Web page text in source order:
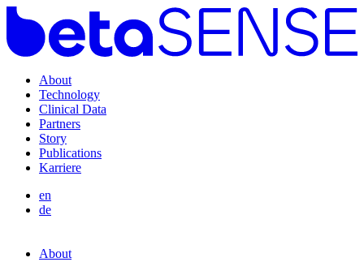
About
Technology
Clinical Data
Partners
Story
Publications
Karriere
en
de
About